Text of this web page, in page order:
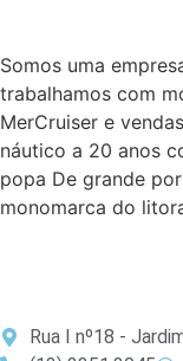
Somos uma
trabalhamos com
MerCruiser e
náutico a 20 anos
popa De grande
monomarca do
Rua I nº18 -